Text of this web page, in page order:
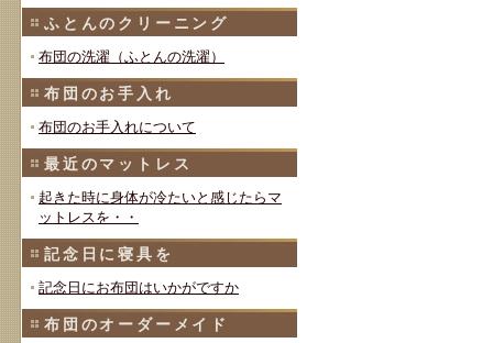
ふとんのクリーニング
布団の洗濯（ふとんの洗濯）
布団のお手入れ
布団のお手入れについて
最近のマットレス
起きた時に身体が冷たいと感じたらマ
ットレスを・・
記念日に寝具を
記念日にお布団はいかがですか
布団のオーダーメイド